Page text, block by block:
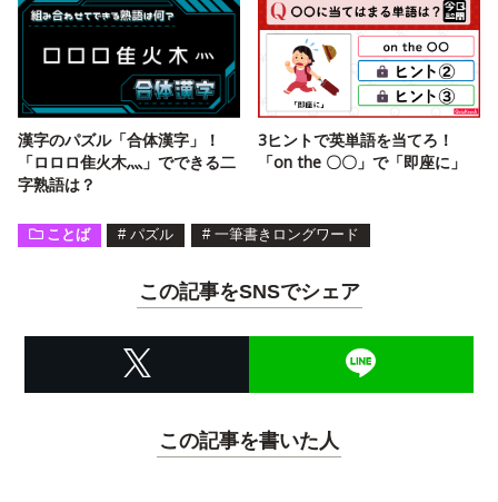
漢字のパズル「合体漢字」！
「ロロロ隹火木灬」でできる二
字熟語は？
3ヒントで英単語を当てろ！
「on the 〇〇」で「即座に」
ことば # パズル # 一筆書きロングワード
この記事をSNSでシェア
この記事を書いた人